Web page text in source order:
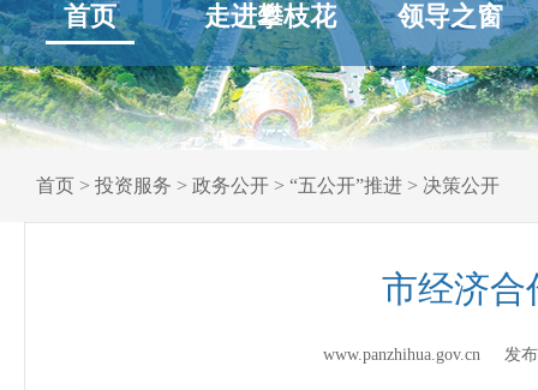
首页 走进攀枝花 领导之窗
首页 > 投资服务 > 政务公开 > “五公开”推进 > 决策公开
市经济合
www.panzhihua.gov.cn 发